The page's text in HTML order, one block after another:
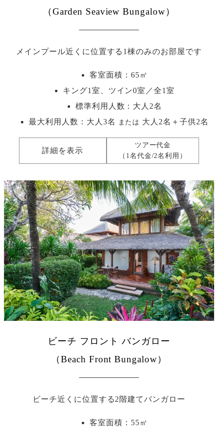
（Garden Seaview Bungalow）
メインプール近くに位置する1棟のみのお部屋です
客室面積：65㎡
キング1室、ツイン0室／全1室
標準利用人数： 大人2名
最大利用人数： 大人3名 または 大人2名＋子供2名
詳細を表示
ツアー代金
（1名代金/2名利用）
ビーチ フロント バンガロー
（Beach Front Bungalow）
ビーチ近くに位置する2階建てバンガロー
客室面積：55㎡